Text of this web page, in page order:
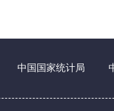
中国国家统计局